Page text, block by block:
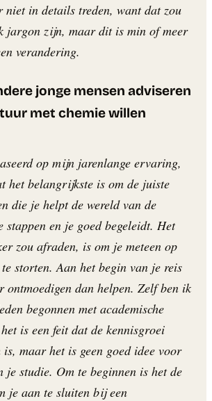
in details treden, want dat zou
jargon zijn, maar dit is min of meer
verandering.
jonge mensen adviseren
met chemie willen
op mijn jarenlange ervaring,
het belangrijkste is om de juiste
die je helpt de wereld van de
stappen en je goed begeleidt. Het
zou afraden, is om je meteen op
storten. Aan het begin van je reis
ontmoedigen dan helpen. Zelf ben ik
begonnen met academische
is een feit dat de kennisgroei
maar het is geen goed idee voor
je studie. Om te beginnen is het de
je aan te sluiten bij een